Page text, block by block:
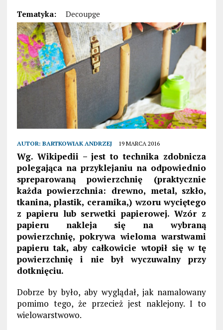
Tematyka: Decoupge
AUTOR: BARTKOWIAK ANDRZEJ 19 MARCA 2016
Wg. Wikipedii – jest to technika zdobnicza
polegająca na przyklejaniu na odpowiednio
spreparowaną powierzchnię (praktycznie
każda powierzchnia: drewno, metal, szkło,
tkanina, plastik, ceramika,) wzoru wyciętego
z papieru lub serwetki papierowej. Wzór z
papieru nakleja się na wybraną
powierzchnię, pokrywa wieloma warstwami
papieru tak, aby całkowicie wtopił się w tę
powierzchnię i nie był wyczuwalny przy
dotknięciu.
Dobrze by było, aby wyglądał, jak namalowany
pomimo tego, że przecież jest naklejony. I to
wielowarstwowo.